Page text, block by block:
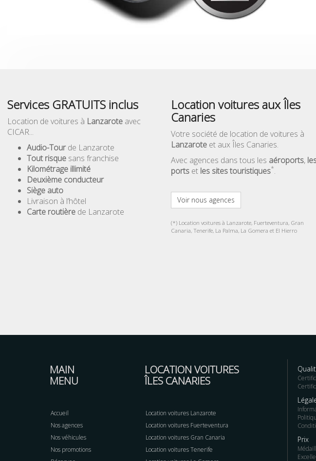
Services GRATUITS inclus
Location de voitures à Lanzarote avec
CICAR...
Audio-Tourde Lanzarote
Tout risque sans franchise
Kilométrage illimité
Deuxième conducteur
Siège auto
Livraison à l’hôtel
Carte routière de Lanzarote
Location voitures aux Îles
Canaries
Votre société de location de voitures à
Lanzarote et aux Îles Canaries.
Avec agences dans tous les aéroports,
ports et les sites touristiques*.
Voir nous agences
(*) Location voitures à Lanzarote, Fuerteventura, Gran
Canaria, Tenerife, La Palma, La Gomera et El Hierro
MAIN
MENU
Accueil
Nos agences
Nos véhicules
Nos promotions
LOCATION VOITURES
ÎLES CANARIES
Location voitures Lanzarote
Location voitures Fuerteventura
Location voitures Gran Canaria
Location voitures Tenerife
Prix